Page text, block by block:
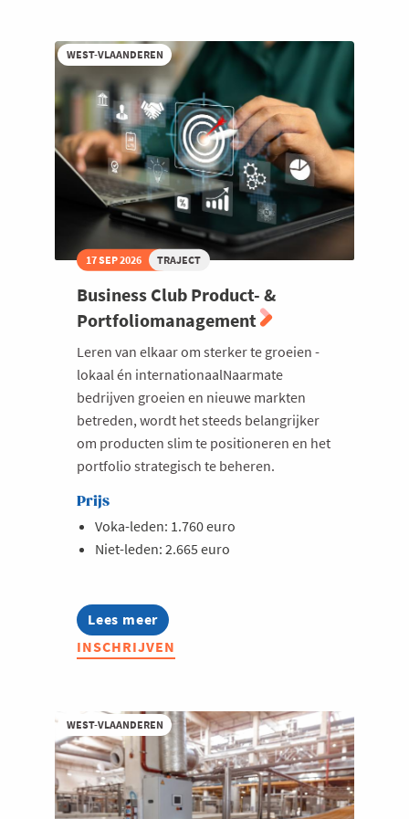
WEST-VLAANDEREN
17 SEP 2026 TRAJECT
Business Club Product- &
Portfoliomanagement
Leren van elkaar om sterker te groeien -
lokaal én internationaalNaarmate
bedrijven groeien en nieuwe markten
betreden, wordt het steeds belangrijker
om producten slim te positioneren en het
portfolio strategisch te beheren.
Prijs
Voka-leden: 1.760 euro
Niet-leden: 2.665 euro
Lees meer
about
Business
Club
INSCHRIJVEN
WEST-VLAANDEREN